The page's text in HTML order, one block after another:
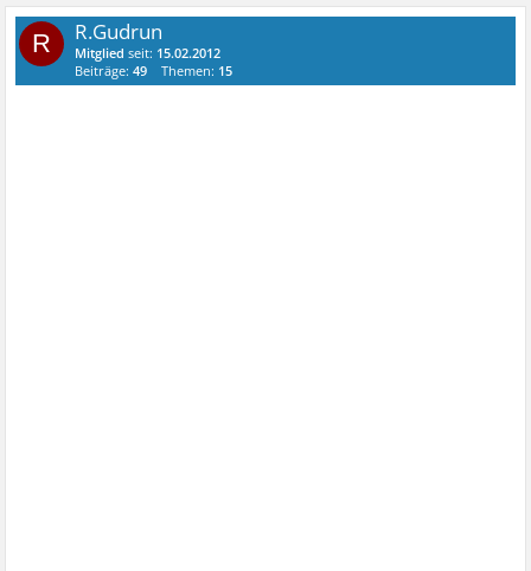
R R.Gudrun
Mitglied seit: 15.02.2012
Beiträge:49 Themen: 15